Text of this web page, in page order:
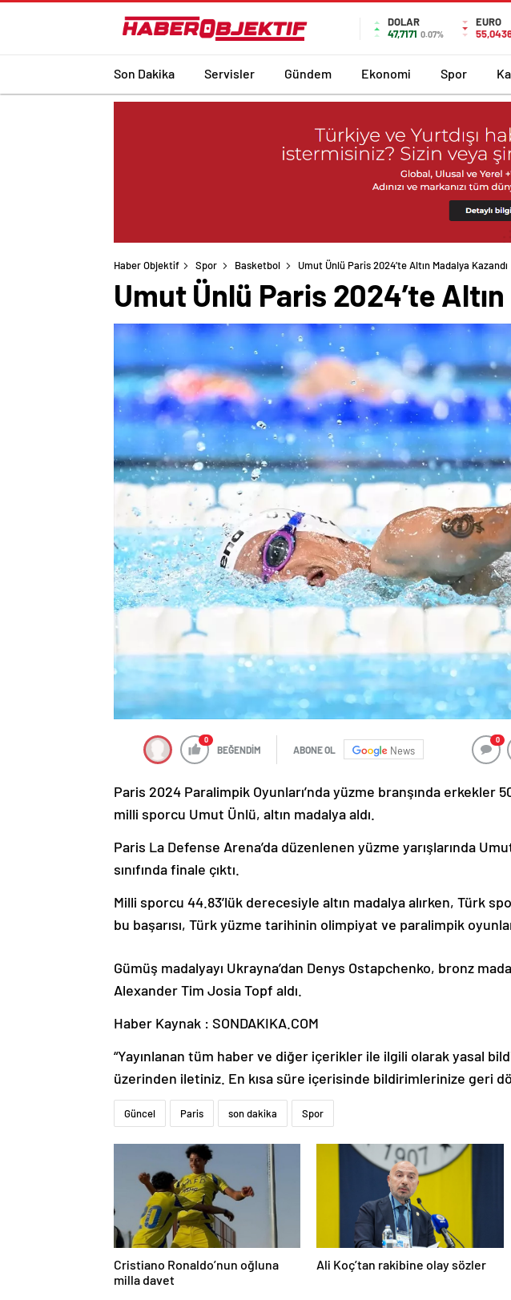
DOLAR
47,7171 0.07%
EURO
Son Dakika Servisler Gündem Ekonomi Spor
Haber Objektif Spor Basketbol Umut Ünlü Paris 2024’te Altın Madalya Kazandı
Umut Ünlü Paris 2024’te Altın
0
BEĞENDİM ABONE OL News
0
Paris 2024 Paralimpik Oyunları’nda yüzme branşında erkekler
milli sporcu Umut Ünlü, altın madalya aldı.
Paris La Defense Arena’da düzenlenen yüzme yarışlarında
sınıfında finale çıktı.
Milli sporcu 44.83’lük derecesiyle altın madalya alırken, Türk
bu başarısı, Türk yüzme tarihinin olimpiyat ve paralimpik
Gümüş madalyayı Ukrayna’dan Denys Ostapchenko, bronz
Alexander Tim Josia Topf aldı.
Haber Kaynak : SONDAKIKA.COM
“Yayınlanan tüm haber ve diğer içerikler ile ilgili olarak yasal
üzerinden iletiniz. En kısa süre içerisinde bildirimlerinize geri
Güncel Paris son dakika Spor
Cristiano Ronaldo’nun oğluna
milla davet
Ali Koç’tan rakibine olay sözler